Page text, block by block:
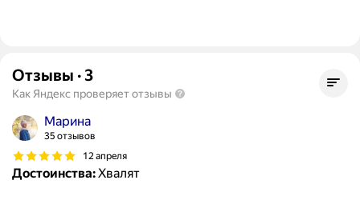
Отзывы · 3
Как Яндекс проверяет отзывы
Марина
35 отзывов
12 апреля
Достоинства:Хвалят